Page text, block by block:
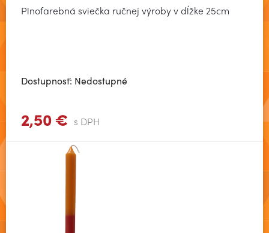
Plnofarebná sviečka ručnej výroby v dĺžke 25cm
Dostupnosť: Nedostupné
2,50 € s DPHZobraziť viac